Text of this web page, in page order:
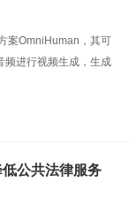
案OmniHuman，其可
频进行视频生成，生成
公共法律服务